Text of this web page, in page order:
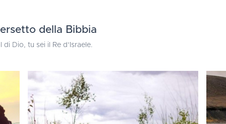
della Bibbia
Dio, tu sei il Re d’Israele.